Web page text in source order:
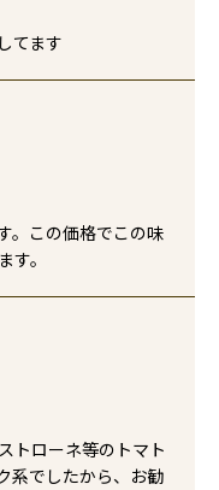
てます
。この価格でこの味
。
トローネ等のトマト
系でしたから、お勧